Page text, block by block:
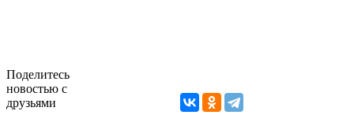
Поделитесь
новостью с
друзьями